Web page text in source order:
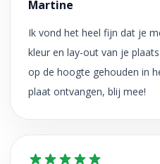
Martine
Ik vond het heel fijn dat je
kleur en lay-out van je
op de hoogte gehouden in
plaat ontvangen, blij mee!